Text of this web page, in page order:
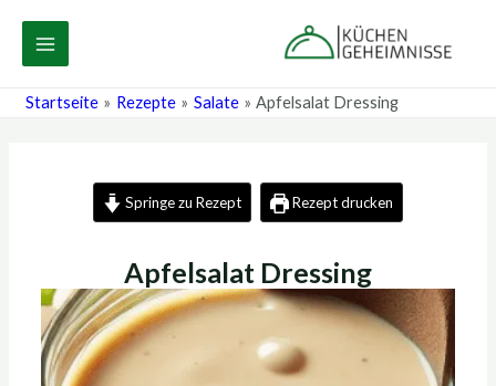
Inhalt
MAIN
MENU
Startseite Rezepte Salate Apfelsalat Dressing
Springe zu Rezept Rezept drucken
Apfelsalat Dressing